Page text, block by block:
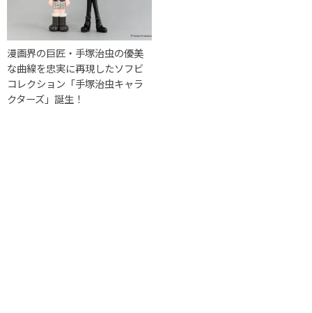
漫画界の巨匠・手塚治虫の優美
な曲線を忠実に再現したソフビ
コレクション「手塚治虫キャラ
クターズ」誕生！